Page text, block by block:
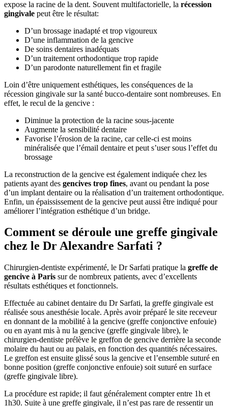
expose la racine de la dent. Souvent multifactorielle, la récession
gingivale peut être le résultat:
D’un brossage inadapté et trop vigoureux
D’une inflammation de la gencive
De soins dentaires inadéquats
D’un traitement orthodontique trop rapide
D’un parodonte naturellement fin et fragile
Loin d’être uniquement esthétiques, les conséquences de la
récession gingivale sur la santé bucco-dentaire sont nombreuses. En
effet, le recul de la gencive :
Diminue la protection de la racine sous-jacente
Augmente la sensibilité dentaire
Favorise l’érosion de la racine, car celle-ci est moins
minéralisée que l’émail dentaire et peut s’user sous l’effet du
brossage
La reconstruction de la gencive est également indiquée chez les
patients ayant des gencives trop fines, avant ou pendant la pose
d’un implant dentaire ou la réalisation d’un traitement orthodontique.
Enfin, un épaississement de la gencive peut aussi être indiqué pour
améliorer l’intégration esthétique d’un bridge.
Comment se déroule une greffe gingivale
chez le Dr Alexandre Sarfati ?
Chirurgien-dentiste expérimenté, le Dr Sarfati pratique la greffe de
gencive à Paris sur de nombreux patients, avec d’excellents
résultats esthétiques et fonctionnels.
Effectuée au cabinet dentaire du Dr Sarfati, la greffe gingivale est
réalisée sous anesthésie locale. Après avoir préparé le site receveur
en donnant de la mobilité à la gencive (greffe conjonctive enfouie)
ou en ayant mis à nu la gencive (greffe gingivale libre), le
chirurgien-dentiste prélève le greffon de gencive derrière la seconde
molaire du haut ou au palais, en fonction des quantités nécessaires.
Le greffon est ensuite glissé sous la gencive et l’ensemble suturé en
bonne position (greffe conjonctive enfouie) soit suturé en surface
(greffe gingivale libre).
La procédure est rapide; il faut généralement compter entre 1h et
1h30. Suite à une greffe gingivale, il n’est pas rare de ressentir un